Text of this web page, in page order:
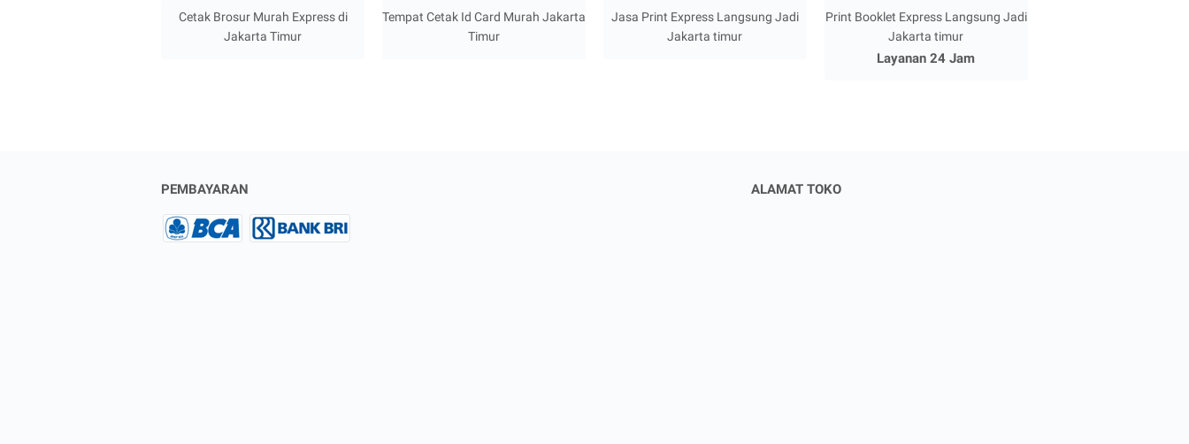
Cetak Brosur Murah Express di
Jakarta Timur
Tempat Cetak Id Card Murah Jakarta
Timur
Jasa Print Express Langsung Jadi
Jakarta timur
Print Booklet Express Langsung Jadi
Jakarta timur
Layanan 24 Jam
PEMBAYARAN ALAMAT TOKO